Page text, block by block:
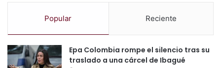
Popular Reciente
Epa Colombia rompe el silencio tras su
traslado a una cárcel de Ibagué